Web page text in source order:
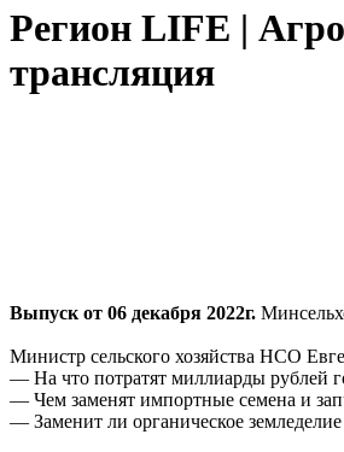
Регион LIFE |
трансляция
Выпуск от 06 декабря 2022г.
Министр сельского хозяйства НСО
— На что потратят миллиарды рублей
— Чем заменят импортные семена и
— Заменит ли органическое